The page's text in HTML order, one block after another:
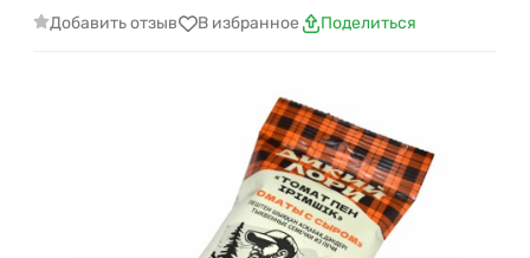
Добавить отзыв В избранное Поделиться